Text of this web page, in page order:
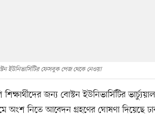
ইউনিভার্সিটির ফেসবুক পেজ থেকে নেওয়া
শিক্ষার্থীদের জন্য বোস্টন ইউনিভার্সিটির
অংশ নিতে আবেদন গ্রহণের ঘোষণা দিয়েছে